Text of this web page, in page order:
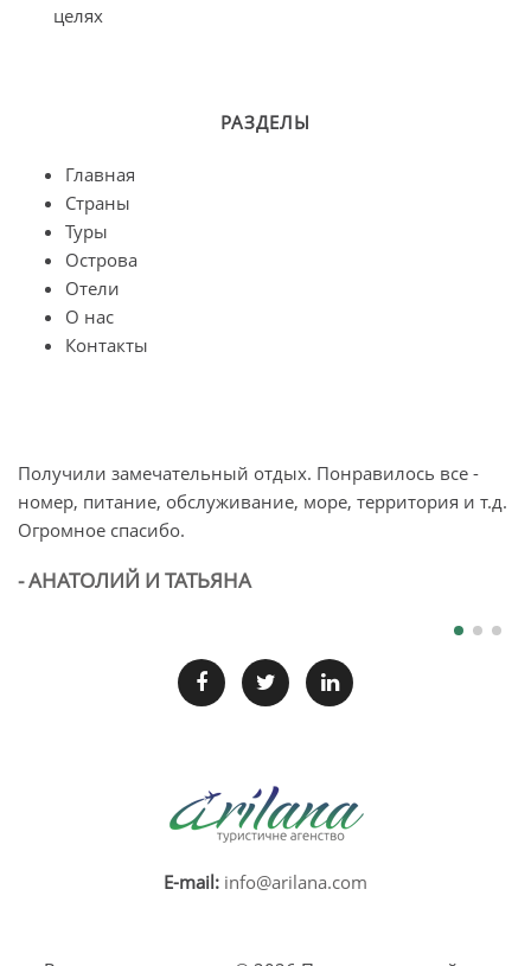
целях
РАЗДЕЛЫ
Главная
Страны
Туры
Острова
Отели
О нас
Контакты
Получили замечательный отдых. Понравилось все -
номер, питание, обслуживание, море, территория и т.д.
Огромное спасибо.
- АНАТОЛИЙ И ТАТЬЯНА
E-mail: info@arilana.com